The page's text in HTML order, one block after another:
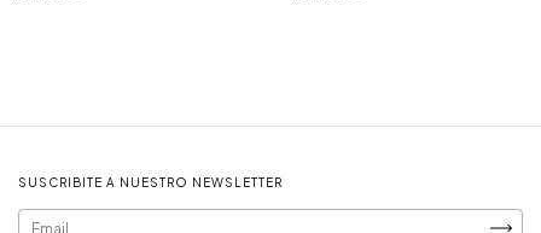
SUSCRIBITE A NUESTRO NEWSLETTER